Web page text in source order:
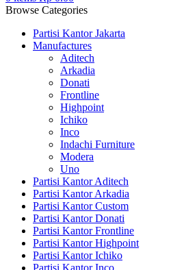
Browse Categories
Partisi Kantor Jakarta
Manufactures
Aditech
Arkadia
Donati
Frontline
Highpoint
Ichiko
Inco
Indachi Furniture
Modera
Uno
Partisi Kantor Aditech
Partisi Kantor Arkadia
Partisi Kantor Custom
Partisi Kantor Donati
Partisi Kantor Frontline
Partisi Kantor Highpoint
Partisi Kantor Ichiko
Partisi Kantor Inco